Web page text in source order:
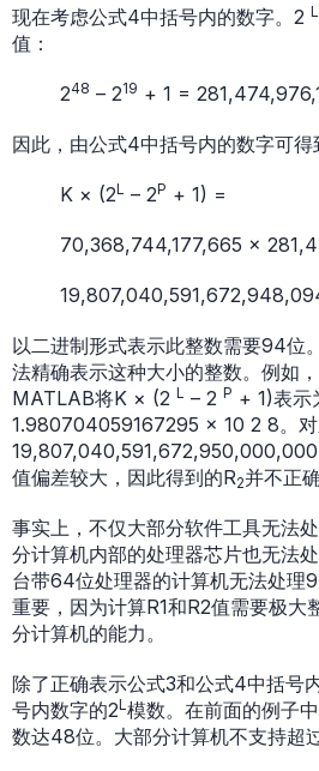
现在考虑公式4中括号内的数字。2 L
值：
248 – 219 + 1 =
因此，由公式4中括号内的数字可得
K × (2L – 2P + 1) =
70,368,744,177,665 ×
以二进制形式表示此整数需要94位
法精确表示这种大小的整数。例如
MATLAB将K × (2 L – 2 P + 1)表示
1.980704059167295 × 10 2 8。对
值偏差较大，因此得到的R2并不正确
事实上，不仅大部分软件工具无法
分计算机内部的处理器芯片也无法
台带64位处理器的计算机无法处理
重要，因为计算R1和R2值需要极大
分计算机的能力。
除了正确表示公式3和公式4中括号
号内数字的2L 模数。在前面的例子
数达48位。大部分计算机不支持超